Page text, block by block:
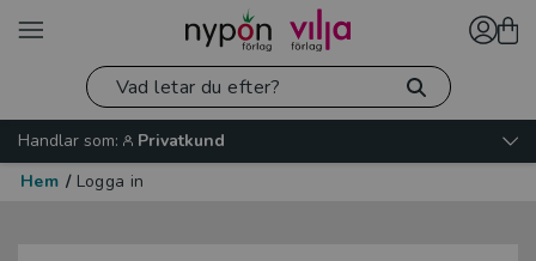
Handlar som:
Privatkund
Hem / Logga in